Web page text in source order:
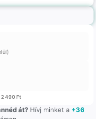
490 Ft
át?Hívj minket a +36